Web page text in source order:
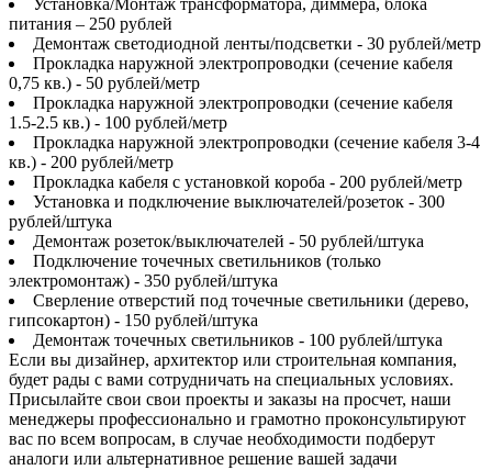
Установка/Монтаж трансформатора, диммера, блока
питания – 250 рублей
Демонтаж светодиодной ленты/подсветки - 30 рублей/метр
Прокладка наружной электропроводки (сечение кабеля
0,75 кв.) - 50 рублей/метр
Прокладка наружной электропроводки (сечение кабеля
1.5-2.5 кв.) - 100 рублей/метр
Прокладка наружной электропроводки (сечение кабеля 3-4
кв.) - 200 рублей/метр
Прокладка кабеля с установкой короба - 200 рублей/метр
Установка и подключение выключателей/розеток - 300
рублей/штука
Демонтаж розеток/выключателей - 50 рублей/штука
Подключение точечных светильников (только
электромонтаж) - 350 рублей/штука
Сверление отверстий под точечные светильники (дерево,
гипсокартон) - 150 рублей/штука
Демонтаж точечных светильников - 100 рублей/штука
Если вы дизайнер, архитектор или строительная компания,
будет рады с вами сотрудничать на специальных условиях.
Присылайте свои свои проекты и заказы на просчет, наши
менеджеры профессионально и грамотно проконсультируют
вас по всем вопросам, в случае необходимости подберут
аналоги или альтернативное решение вашей задачи